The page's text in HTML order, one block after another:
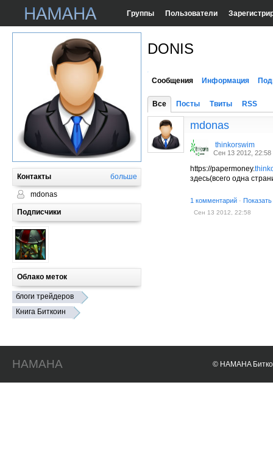
Группы Пользователи
Контакты больше
mdonas
Подписчики
Облако меток
блоги трейдеров
Книга Биткоин
DONIS
Сообщения Информация
Все Посты Твиты RSS
mdonas
thinkorswim
Сен 13 2012, 22:58
https://papermoney.
здесь(всего одна
1 комментарий ·
Сен 13 2012, 22:58
HAMAHA © HAMAHA